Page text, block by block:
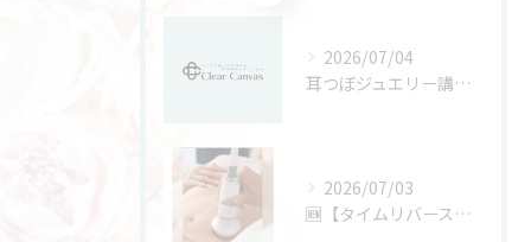
2026/07/04
耳つぼジュエリー講座と資格の信頼性を徹底解説
2026/07/03
🆕【タイムリバースボディプラン】👙